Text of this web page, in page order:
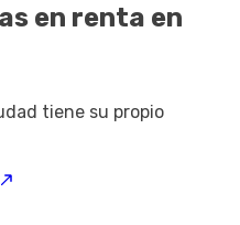
en renta en
tiene su propio